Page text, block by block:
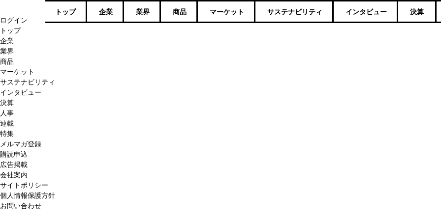
ログイン
トップ
企業
業界
商品
マーケット
サステナビリティ
インタビュー
決算
人事
連載
特集
メルマガ登録
購読申込
広告掲載
会社案内
サイトポリシー
個人情報保護方針
お問い合わせ
トップ 企業 業界 商品 マーケット サステナビリティ インタビュー 決算